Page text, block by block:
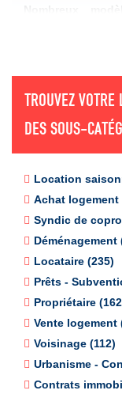
Vous
de construire ?
TROUVEZ
DES SOUS-
Location
Achat logement
Syndic de
Déménagement
Locataire (235)
Prêts -
Propriétaire
Vente logement
Voisinage (112)
Urbanisme -
Contrats